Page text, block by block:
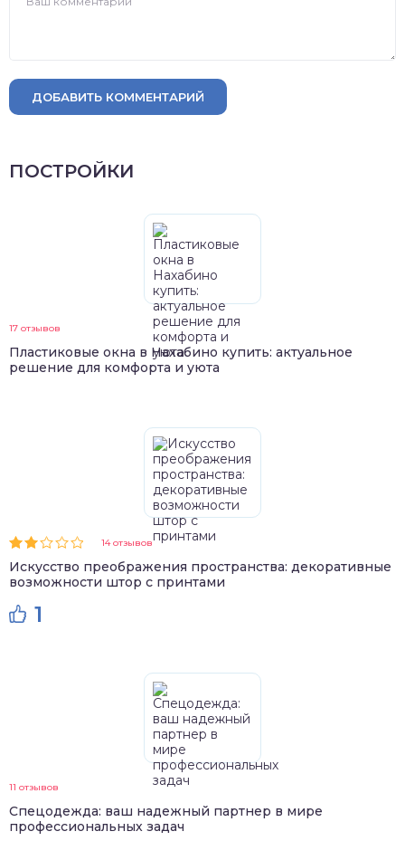
ДОБАВИТЬ КОММЕНТАРИЙ
ПОСТРОЙКИ
17 отзывов
Пластиковые окна в Нахабино купить: актуальное
решение для комфорта и уюта
14 отзывов
Искусство преображения пространства: декоративные
возможности штор с принтами
1
11 отзывов
Спецодежда: ваш надежный партнер в мире
профессиональных задач